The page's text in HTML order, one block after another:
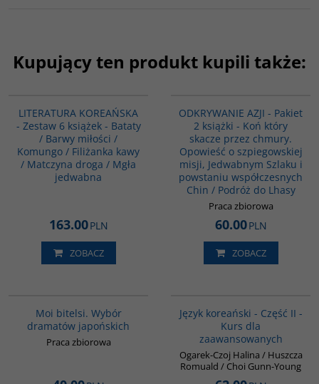
Kupujący ten produkt kupili także:
LITERATURA KOREAŃSKA
- Zestaw 6 książek - Bataty
/ Barwy miłości /
Komungo / Filiżanka kawy
/ Matczyna droga / Mgła
jedwabna
163.00PLN
ZOBACZ
ODKRYWANIE AZJI - Pakiet
2 książki - Koń który
skacze przez chmury.
Opowieść o szpiegowskiej
misji, Jedwabnym Szlaku i
powstaniu współczesnych
Chin / Podróż do Lhasy
Praca zbiorowa
60.00PLN
ZOBACZ
Moi bitelsi. Wybór
dramatów japońskich
Praca zbiorowa
Język koreański - Część II -
Kurs dla
zaawansowanych
Ogarek-Czoj Halina / Huszcza
Romuald / Choi Gunn-Young